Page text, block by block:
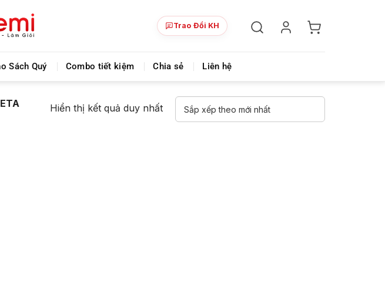
tiết kiệm và tiến bộ hơn mỗi ngày! Chia sẻ khoá học giá rẻ cho những ai hạn hẹp
Trao Đổi KH
Sách Quý Combo tiết kiệm Chia sẻ Liên hệ
Hiển thị kết quả duy nhất